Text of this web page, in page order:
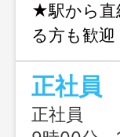
★駅から直
る方も歓迎
正社員
正社員